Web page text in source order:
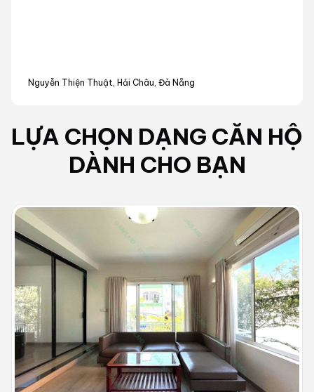
Nguyễn Thiện Thuật, Hải Châu, Đà Nẵng
LỰA CHỌN DẠNG CĂN HỘ
DÀNH CHO BẠN